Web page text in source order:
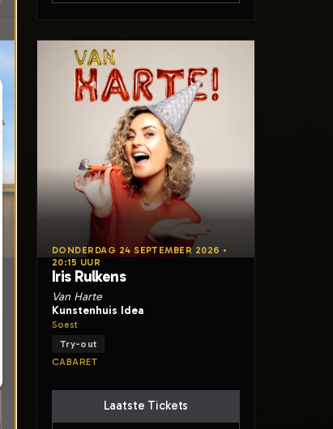
DONDERDAG 24 SEPTEMBER 2026 •
20:15 UUR
Iris Rulkens
Van Harte
Kunstenhuis Idea
Soest
Try-out
CABARET
Laatste Tickets